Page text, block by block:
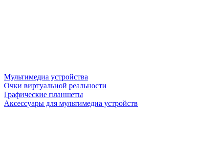
Мультимедиа устройства
Очки виртуальной реальности
Графические планшеты
Аксессуары для мультимедиа устройств